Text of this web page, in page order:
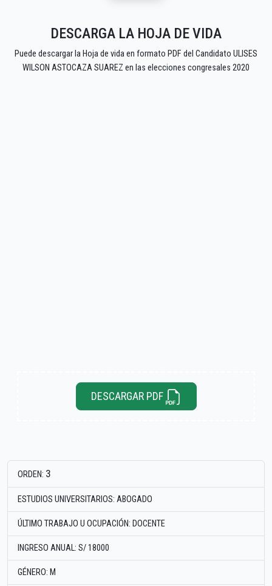
DESCARGA LA HOJA DE VIDA
Puede descargar la Hoja de vida en formato PDF del Candidato ULISES
WILSON ASTOCAZA SUAREZ en las elecciones congresales 2020
DESCARGAR PDF
ORDEN: 3
ESTUDIOS UNIVERSITARIOS: ABOGADO
ÚLTIMO TRABAJO U OCUPACIÓN: DOCENTE
INGRESO ANUAL: S/ 18000
GÉNERO: M